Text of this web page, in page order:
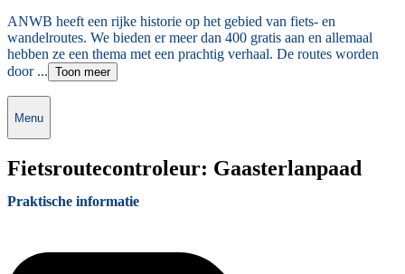
ANWB heeft een rijke historie op het gebied van fiets- en
wandelroutes. We bieden er meer dan 400 gratis aan en allemaal
hebben ze een thema met een prachtig verhaal. De routes worden
door ... Toon meer
Menu
Fietsroutecontroleur: Gaasterlanpaad
Praktische informatie